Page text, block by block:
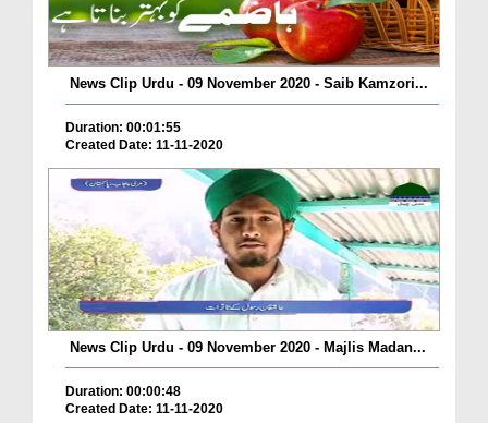
News Clip Urdu - 09 November 2020 - Saib Kamzori...
Duration: 00:01:55
Created Date: 11-11-2020
News Clip Urdu - 09 November 2020 - Majlis Madan...
Duration: 00:00:48
Created Date: 11-11-2020